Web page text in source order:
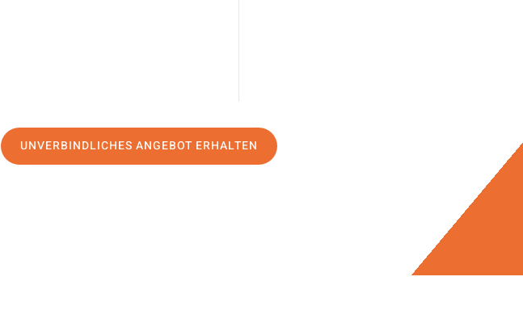
UNVERBINDLICHES ANGEBOT ERHALTEN